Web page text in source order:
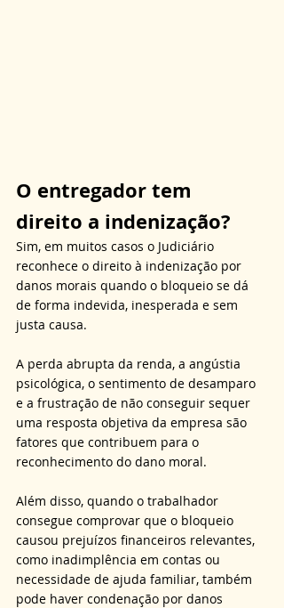
O entregador tem
direito a indenização?
Sim, em muitos casos o Judiciário
reconhece o direito à indenização por
danos morais quando o bloqueio se dá
de forma indevida, inesperada e sem
justa causa.
A perda abrupta da renda, a angústia
psicológica, o sentimento de desamparo
e a frustração de não conseguir sequer
uma resposta objetiva da empresa são
fatores que contribuem para o
reconhecimento do dano moral.
Além disso, quando o trabalhador
consegue comprovar que o bloqueio
causou prejuízos financeiros relevantes,
como inadimplência em contas ou
necessidade de ajuda familiar, também
pode haver condenação por danos